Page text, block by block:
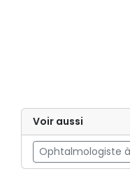
Voir aussi
Ophtalmologiste